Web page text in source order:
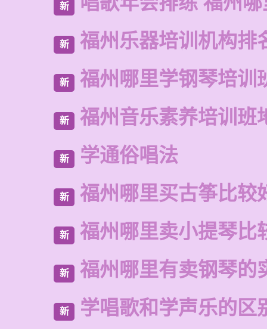
新
新 福州乐器培训机构排
新 福州哪里学钢琴培训
新 福州音乐素养培训班
新 学通俗唱法
新 福州哪里买古筝比较
新 福州哪里卖小提琴比
新 福州哪里有卖钢琴的
新 学唱歌和学声乐的区